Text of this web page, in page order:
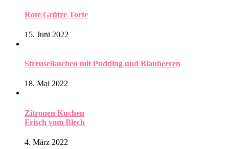
Rote Grütze Torte
15. Juni 2022
Streuselkuchen mit Pudding und Blaubeeren
18. Mai 2022
Zitronen Kuchen
Frisch vom Blech
4. März 2022